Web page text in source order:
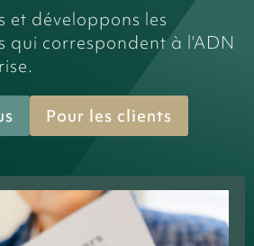
et développons les
qui correspondent à l’ADN
Pour les clients